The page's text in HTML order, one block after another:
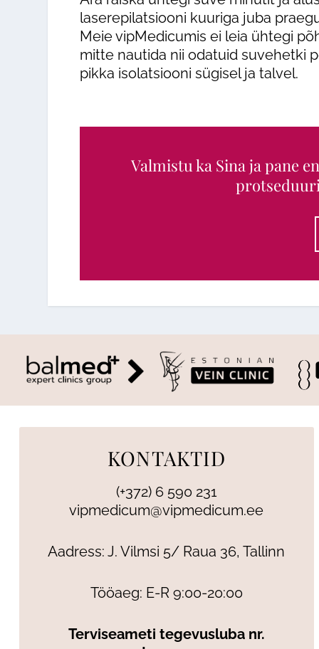
laserepilatsiooni kuuriga juba
Meie vipMedicumis ei leia ühtegi
mitte nautida nii odatuid suvehetki
pikka isolatsiooni sügisel ja talvel.
Valmistu ka Sina ja pane
KONTAKTID
(+372) 6 590 231
vipmedicum@vipmedicum.ee
Aadress: J. Vilmsi 5/ Raua 36, Tallinn
Tööaeg: E-R 9:00-20:00
Terviseameti tegevusluba nr.